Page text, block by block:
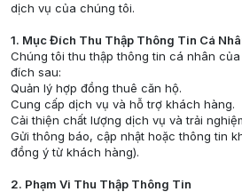
dịch vụ của chúng tôi.
1. Mục Đích Thu Thập Thông Tin Cá
Chúng tôi thu thập thông tin cá nhân
đích sau:
Quản lý hợp đồng thuê căn hộ.
Cung cấp dịch vụ và hỗ trợ khách hàng.
Cải thiện chất lượng dịch vụ và trải
Gửi thông báo, cập nhật hoặc thông tin
đồng ý từ khách hàng).
2. Phạm Vi Thu Thập Thông Tin